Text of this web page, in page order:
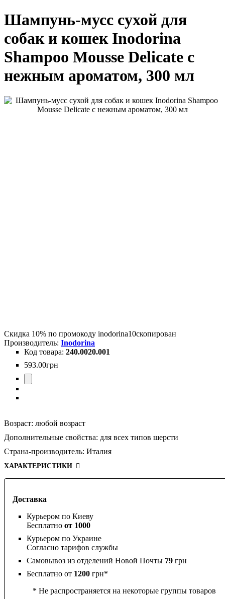
Шампунь-мусс сухой для
собак и кошек Inodorina
Shampoo Mousse Delicate с
нежным ароматом, 300 мл
Доставка
Курьером по Киеву
Бесплатно от 1000
Курьером по Украине
Согласно тарифов службы
Самовывоз из отделений Новой Почты 79 грн
Бесплатно от 1200 грн*
* Не распространяется на некоторые группы товаров
Скидка 10% по промокоду inodorina10скопирован
Inodorina
240.0020.001
593.00грн
Возраст: любой возраст
Дополнительные свойства: для всех типов шерсти
Страна-производитель: Италия
ХАРАКТЕРИСТИКИ